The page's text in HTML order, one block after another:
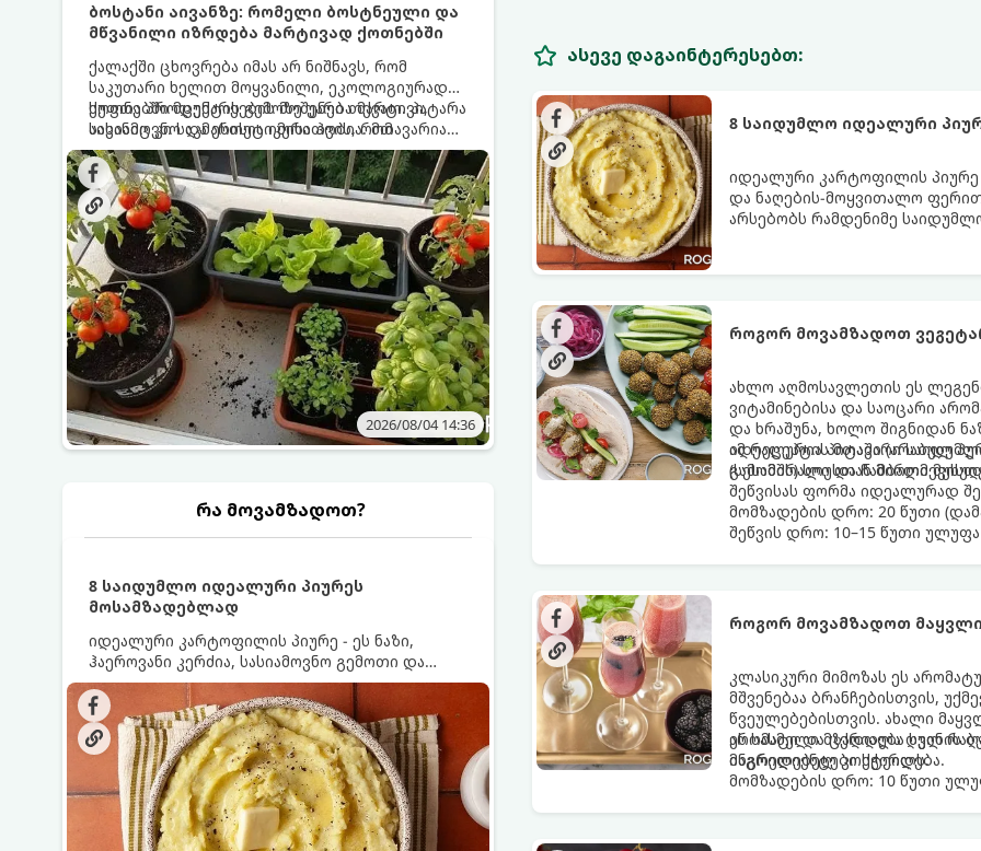
ბოსტანი აივანზე: რომელი ბოსტნეული და
მწვანილი იზრდება მარტივად ქოთნებში
ქალაქში ცხოვრება იმას არ ნიშნავს, რომ
საკუთარი ხელით მოყვანილი, ეკოლოგიურად
სუფთა პროდუქტის გემოზე უარი თქვათ. პატარა
აივანიც კი საკმარისია იმისათვის, რომ
მოიწყოთ მინი-ბოსტანი, საიდანაც
ყოველდღიურად ახალ, არომატულ მწვანილსა
და ბოსტნეულს მოკრეფთ.
ქოთნებში მცენარეების მოშენება მარტივი,
სასიამოვნო და ესთეტიკური ჰობია. მთავარია
იცოდეთ, რომელი კულტურები ეგუებიან
ქოთნის პირობებს ყველაზე კარგად და როგორ
მოუაროთ მათ სწორად.
2026/08/04 14:36
რა მოვამზადოთ?
8 საიდუმლო იდეალური პიურეს
მოსამზადებლად
იდეალური კარტოფილის პიურე - ეს ნაზი,
ჰაეროვანი კერძია, სასიამოვნო გემოთი და
ნაღების-მოყვითალო ფერით. მისი მომზადება
ძალიან მარტივია, მაგრამ არსებობს რამდენიმე
საიდუმლო, რომლებიც უნდა იცოდეთ, რომ
პიურე იდეალურად გემრიელი გამოვიდეს.
ასევე დაგაინტერესებთ:
8 საიდუმლო იდეალური
იდეალური კარტოფილის პიურე -
და ნაღების-მოყვითალო
არსებობს რამდენიმე
როგორ მოვამზადოთ
ახლო აღმოსავლეთის ეს
ვიტამინებისა და საოცარი
და ხრაშუნა, ხოლო შიგნიდან
იდეალურია პიტაში (არაბულ
(სესამის) სოუსთან
ამ რეცეპტის მთავარი
გამომშრალი და ჩამბალი
შეწვისას ფორმა იდეალურად
მომზადების დრო: 20 წუთი
შეწვის დრო: 10–15 წუთი
როგორ მოვამზადოთ
კლასიკური მიმოზას ეს
მშვენებაა ბრანჩებისთვის,
წვეულებებისთვის. ახალი
არომატი და ცქრიალა ღვინის
მაგრილებელ კოქტეილს.
ეს სასმელი მზადდება სულ
ინგრედიენტები სჭირდება.
მომზადების დრო: 10 წუთი